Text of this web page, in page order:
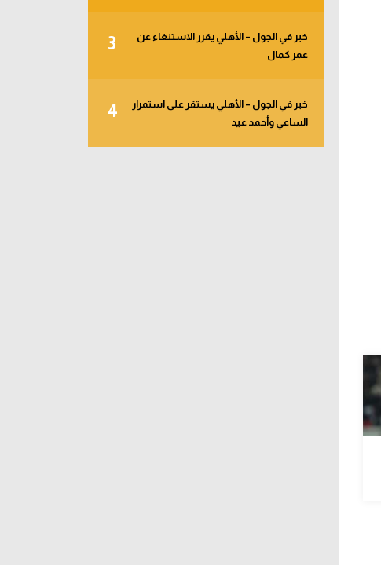
3
خبر في الجول – الأهلي يقرر الاستنغاء عن
عمر كمال
4
خبر في الجول – الأهلي يستقر على استمرار
الساعي وأحمد عيد